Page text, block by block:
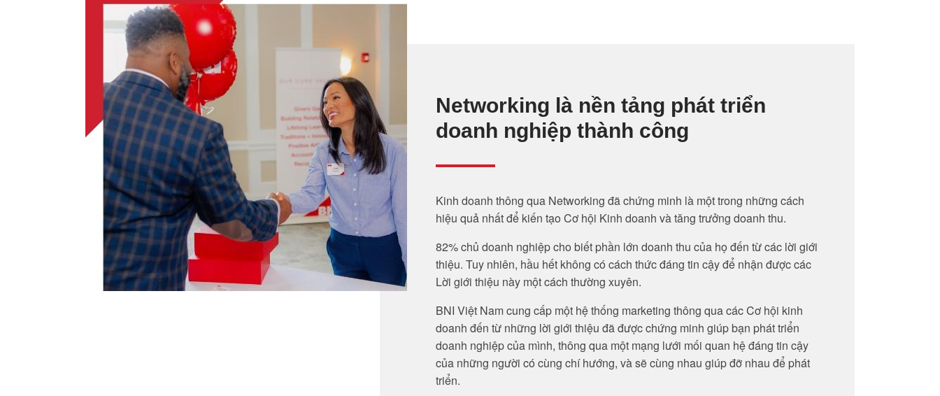
Networking là nền tảng phát triển
doanh nghiệp thành công
Kinh doanh thông qua Networking đã chứng minh là một trong những cách
hiệu quả nhất để kiến tạo Cơ hội Kinh doanh và tăng trưởng doanh thu.
82% chủ doanh nghiệp cho biết phần lớn doanh thu của họ đến từ các lời giới
thiệu. Tuy nhiên, hầu hết không có cách thức đáng tin cậy để nhận được các
Lời giới thiệu này một cách thường xuyên.
BNI Việt Nam cung cấp một hệ thống marketing thông qua các Cơ hội kinh
doanh đến từ những lời giới thiệu đã được chứng minh giúp bạn phát triển
doanh nghiệp của mình, thông qua một mạng lưới mối quan hệ đáng tin cậy
của những người có cùng chí hướng, và sẽ cùng nhau giúp đỡ nhau để phát
triển.